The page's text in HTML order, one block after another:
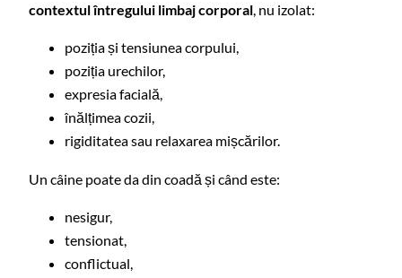
contextul întregului limbaj corporal, nu izolat:
poziția și tensiunea corpului,
poziția urechilor,
expresia facială,
înălțimea cozii,
rigiditatea sau relaxarea mișcărilor.
Un câine poate da din coadă și când este:
nesigur,
tensionat,
conflictual,